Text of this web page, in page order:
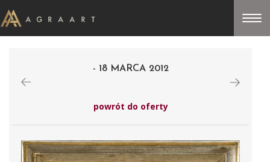
- 18 MARCA 2012
powrót do oferty